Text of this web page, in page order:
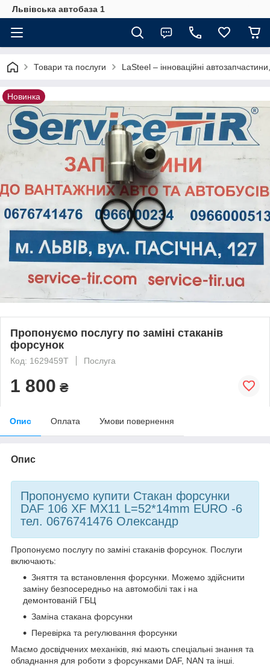
Львівська автобаза 1
Товари та послуги LaSteel – інноваційні
Новинка
Пропонуємо послугу по заміні стаканів
форсунок
Код: 1629459T Послуга
1 800 ₴
Опис Оплата Умови повернення
Опис
Пропонуємо купити Стакан форсунки
DAF 106 XF MX11 L=52*14mm EURO -6
тел. 0676741476 Олександр
Пропонуємо послугу по заміні стаканів форсунок. Послуги
включають:
Зняття та встановлення форсунки. Можемо здійснити
заміну безпосередньо на автомобілі так і на
демонтованій ГБЦ
Заміна стакана форсунки
Перевірка та регулювання форсунки
Маємо досвідчених механіків, які мають спеціальні знання та
обладнання для роботи з форсунками DAF, NAN та інші.